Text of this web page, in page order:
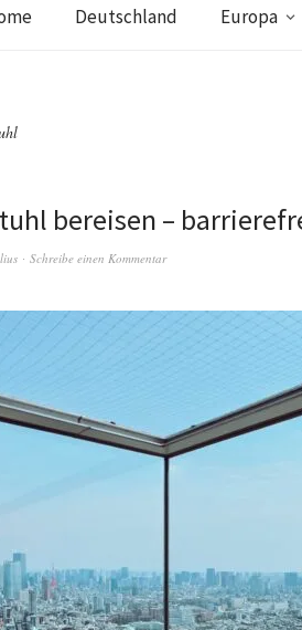
Deutschland Europa
bereisen –
Schreibe einen Kommentar